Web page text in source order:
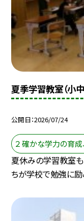
夏季学習教室（小中
公開日 2026/07/24
２ 確かな学力の育成
夏休みの学習教室も
ちが学校で勉強に励